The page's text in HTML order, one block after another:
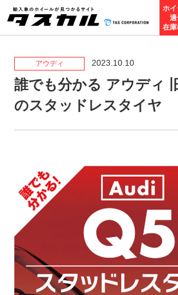
ホ
在
アウディ 2023.10.10
誰でも分かる アウディ
のスタッドレスタイヤ